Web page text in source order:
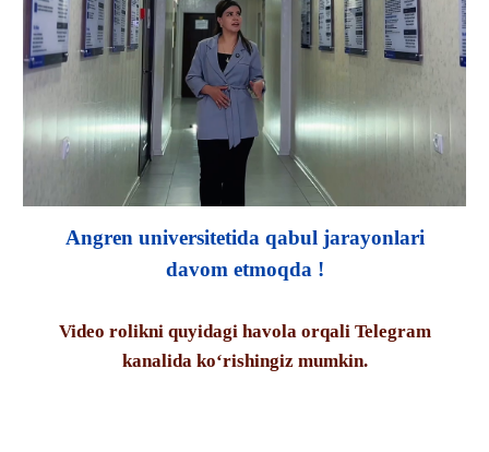
Angren universitetida qabul jarayonlari
davom etmoqda !
Video rolikni quyidagi havola orqali Telegram
kanalida ko‘rishingiz mumkin.